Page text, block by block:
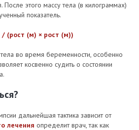
После этого массу тела (в килограммах)
показатель.
(рост (м) × рост (м))
во время беременности, особенно
косвенно судить о состоянии
дальнейшая тактика зависит от
лечения определит врач, так как